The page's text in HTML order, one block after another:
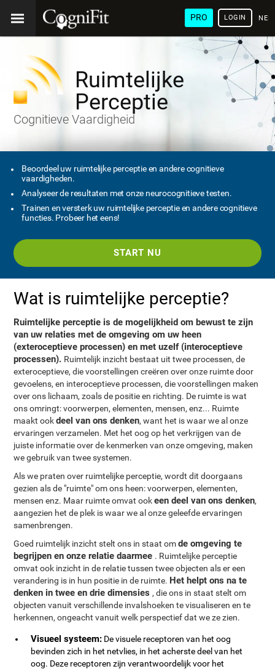
PRO LOGIN
Ruimtelijke
Perceptie
Cognitieve Vaardigheid
Beoordeel uw ruimtelijke perceptie en andere cognitieve
vaardigheden.
Analyseer de resultaten met onze neurocognitieve testen.
Trainen en versterk uw ruimtelijke perceptie en andere cognitieve
functies. Probeer het eens!
START NU
Wat is ruimtelijke perceptie?
Ruimtelijke perceptie is de mogelijkheid om bewust te zijn
van uw relaties met de omgeving om uw heen
(exteroceptieve processen) en met uzelf (interoceptieve
processen). Ruimtelijk inzicht bestaat uit twee processen, de
exteroceptieve, die voorstellingen creëren over onze ruimte door
gevoelens, en interoceptieve processen, die voorstellingen maken
over ons lichaam, zoals de positie en richting. De ruimte is wat
ons omringt: voorwerpen, elementen, mensen, enz... Ruimte
maakt ookdeel van ons denken, want het is waar we al onze
ervaringen verzamelen. Met het oog op het verkrijgen van de
juiste informatie over de kenmerken van onze omgeving, maken
we gebruik van twee systemen.
Als we praten over ruimtelijke perceptie, wordt dit doorgaans
gezien als de "ruimte" om ons heen: voorwerpen, elementen,
mensen enz. Maar ruimte omvat ookeen deel van ons denken,
aangezien het de plek is waar we al onze geleefde ervaringen
samenbrengen.
Goed ruimtelijk inzicht stelt ons in staat omde omgeving te
begrijpen en onze relatie daarmee . Ruimtelijke perceptie
omvat ook inzicht in de relatie tussen twee objecten als er een
verandering is in hun positie in de ruimte. Het helpt ons na te
denken in twee en drie dimensies, die ons in staat stelt om
objecten vanuit verschillende invalshoeken te visualiseren en te
herkennen, ongeacht vanuit welk perspectief dat we ze zien.
Visueel systeem: De visuele receptoren van het oog
bevinden zich in het netvlies, in het acherste deel van het
oog. Deze receptoren zijn verantwoordelijk voor het